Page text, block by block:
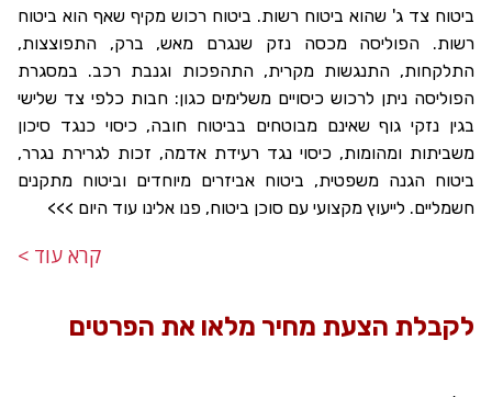
ביטוח צד ג' שהוא ביטוח רשות. ביטוח רכוש מקיף שאף הוא ביטוח
רשות. הפוליסה מכסה נזק שנגרם מאש, ברק, התפוצצות,
התלקחות, התנגשות מקרית, התהפכות וגנבת רכב. במסגרת
הפוליסה ניתן לרכוש כיסויים משלימים כגון: חבות כלפי צד שלישי
בגין נזקי גוף שאינם מבוטחים בביטוח חובה, כיסוי כנגד סיכון
משביתות ומהומות, כיסוי נגד רעידת אדמה, זכות לגרירת נגרר,
ביטוח הגנה משפטית, ביטוח אביזרים מיוחדים וביטוח מתקנים
חשמליים. לייעוץ מקצועי עם סוכן ביטוח, פנו אלינו עוד היום >>>
קרא עוד >
לקבלת הצעת מחיר מלאו את הפרטים